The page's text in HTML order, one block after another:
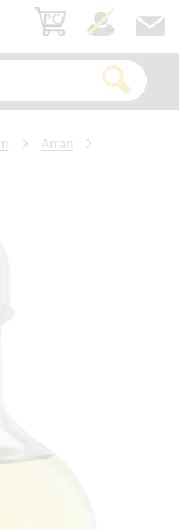
Arran